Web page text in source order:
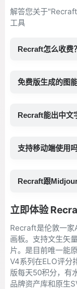
解答您关于
工具
Recraft怎么收费？
免费版生成的图
Recraft能出中文
支持移动端使用吗
Recraft跟
立即体验
Recraft是伦敦一家
画板。支持文生矢
片。是目前唯一能
V4系列在ELO评分
版每天50积分，有
品牌资产库和原生